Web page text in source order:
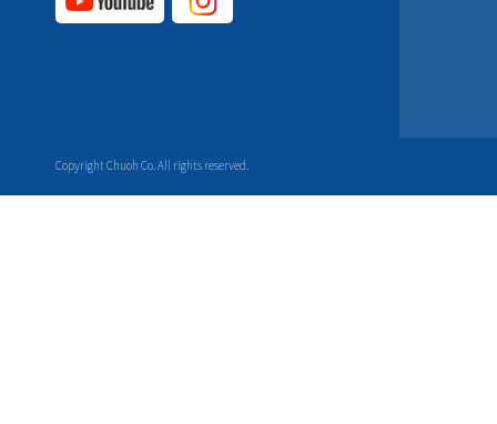
Copyright Chuoh Co. All rights reserved.